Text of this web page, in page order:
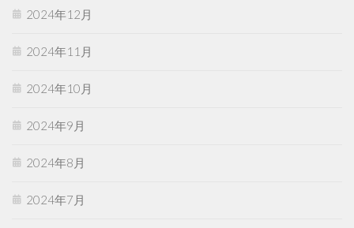
2024年12月
2024年11月
2024年10月
2024年9月
2024年8月
2024年7月